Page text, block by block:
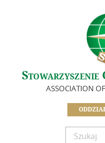
Stowarzyszenie
ASSOCIATION
O
Zarząd –
Koła SGP